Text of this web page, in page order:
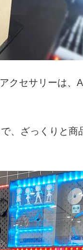
クセサリーは、
、ざっくりと商